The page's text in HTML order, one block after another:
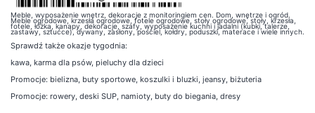
Meble, wyposażenie wnętrz, dekoracje z monitoringiem cen. Dom, wnętrze i ogród.
Meble ogrodowe, krzesła ogrodowe, fotele ogrodowe, stoły ogrodowe, stoły, krzesła,
fotele, łóżka, kanapy, dekoracje, szafy, wyposażenie kuchni i jadalni (kubki, talerze,
zastawy, sztućce), dywany, zasłony, pościel, kołdry, poduszki, materace i wiele innych.
Sprawdź także okazje tygodnia:
kawa, karma dla psów, pieluchy dla dzieci
Promocje: bielizna, buty sportowe, koszulki i bluzki, jeansy, biżuteria
Promocje: rowery, deski SUP, namioty, buty do biegania, dresy